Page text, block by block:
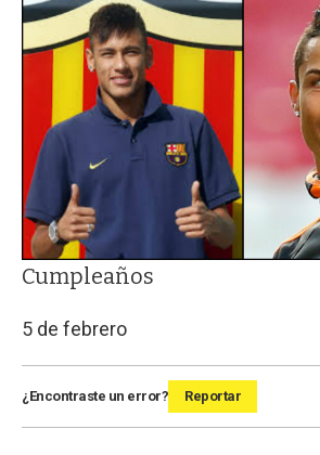
Cumpleaños
5 de febrero
¿Encontraste un error? Reportar